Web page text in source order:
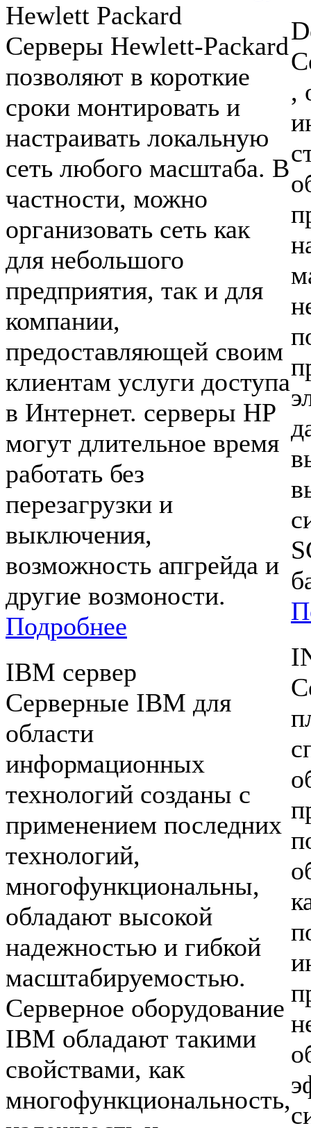
Hewlett Packard
Cерверы Hewlett-Packard
позволяют в короткие
сроки монтировать и
настраивать локальную
сеть любого масштаба. В
частности, можно
организовать сеть как
для небольшого
предприятия, так и для
компании,
предоставляющей своим
клиентам услуги доступа
в Интернет. серверы HP
могут длительное время
работать без
перезагрузки и
выключения,
возможность апгрейда и
другие возмоности.
Подробнее
,
IBM сервер
Серверные IBM для
области
информационных
технологий созданы с
применением последних
технологий,
многофункциональны,
обладают высокой
надежностью и гибкой
масштабируемостью.
Серверное оборудование
IBM обладают такими
свойствами, как
многофункциональность,